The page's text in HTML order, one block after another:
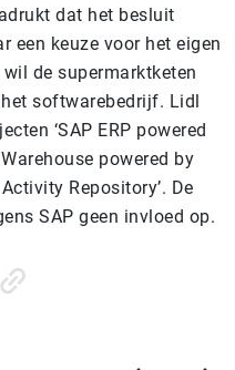
dat het besluit
een keuze voor het eigen
wil de supermarktketen
softwarebedrijf. Lidl
‘SAP ERP powered
Warehouse powered by
Activity Repository’. De
SAP geen invloed op.